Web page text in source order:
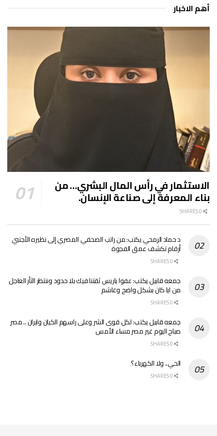
أهم الاخبار
الاستثمار في رأس المال البشري… من
بناء المعرفة إلى صناعة الإنسان.
د حماد الرمحي يكتب: من راتب الصحفي المصري إلى نظيره الأجنبي
أرقام تكشف عمق الفجوة
جمعه قابيل يكتب: عفوا ياريس ثقتنا فيك بلا حدود وننتظر الثأر العاجل
من ايا كان بشكل واضح وغاشم
جمعه قابيل يكتب: لكل قوى الشر وعلى راسهم الكيان وايران .. مصر
صباح اليوم غير مصر مساء الأمس
الحي.. ولا الكهرباء؟